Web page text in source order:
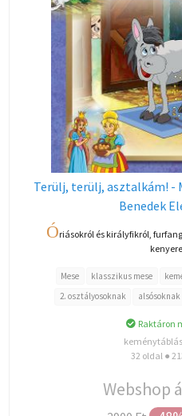
Terülj, terülj, asztalkám! -
Benedek
Óriásokról és királyfikról,
Mese klasszikus mese
2. osztályosoknak
alsósoknak
Raktáron
32 oldal ●
Webshop